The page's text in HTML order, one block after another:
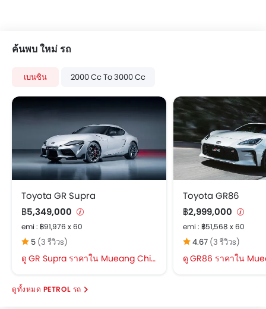
ค้นพบ ใหม่ รถ
เบนซิน 2000 Cc To 3000 Cc
Toyota GR Supra
฿5,349,000
emi : ฿91,976 x 60
5 (3 รีวิวs)
GR Supra ราคาใน Mueang Chiang Mai
Toyota GR86
฿2,999,000
emi : ฿51,568 x 60
4.67 (3 รีวิวs)
GR86 ราคาใน
PETROL รถ